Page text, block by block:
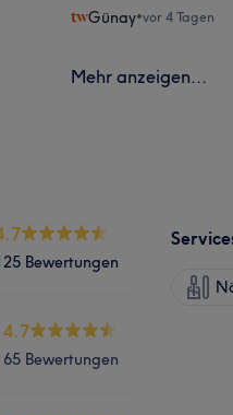
Günay•vor 4 Tagen
Mehr anzeigen...
Bewertungen
4.7
65 Bewertungen